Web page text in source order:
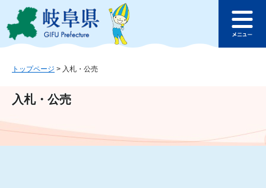
ジ
ュ
文
このページの本文へ
ュ
トップページ > 入札・公売
入札・公売